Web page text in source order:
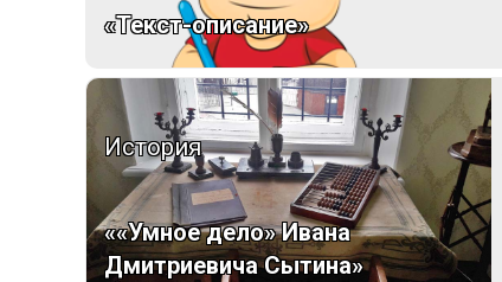
«Текст-описание»
История
««Умное дело» Ивана
Дмитриевича Сытина»